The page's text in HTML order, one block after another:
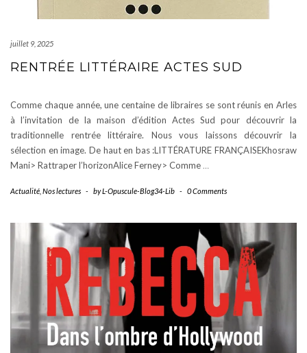
juillet 9, 2025
RENTRÉE LITTÉRAIRE ACTES SUD
Comme chaque année, une centaine de libraires se sont réunis en Arles
à l’invitation de la maison d’édition Actes Sud pour découvrir la
traditionnelle rentrée littéraire. Nous vous laissons découvrir la
sélection en image. De haut en bas :LITTÉRATURE FRANÇAISEKhosraw
Mani> Rattraper l’horizonAlice Ferney> Comme …
Actualité Nos lectures - byL-Opuscule-Blog34-Lib - 0 Comments